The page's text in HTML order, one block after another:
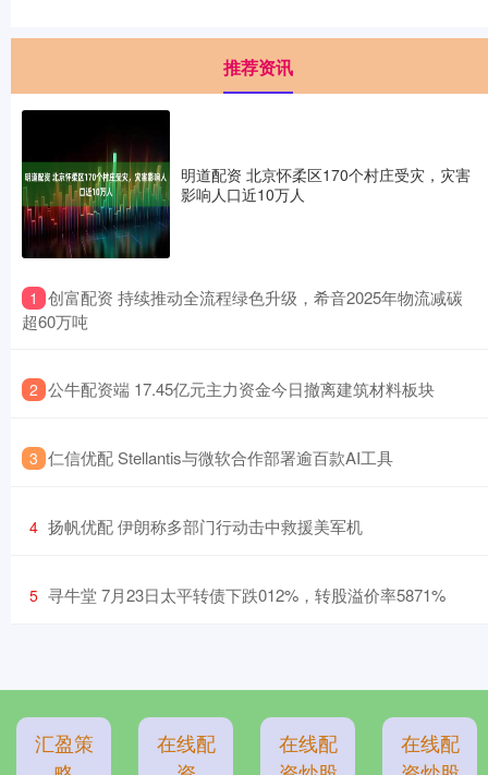
推荐资讯
明道配资 北京怀柔区170个村庄受灾，灾害
影响人口近10万人
1 ​创富配资 持续推动全流程绿色升级，希音2025年物流减碳
超60万吨
2 ​公牛配资端 17.45亿元主力资金今日撤离建筑材料板块
3 ​仁信优配 Stellantis与微软合作部署逾百款AI工具
4 ​扬帆优配 伊朗称多部门行动击中救援美军机
5 ​寻牛堂 7月23日太平转债下跌012%，转股溢价率5871%
汇盈策
在线配
在线配
在线配